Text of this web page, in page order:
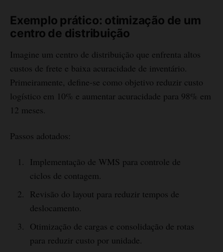
Exemplo prático: otimização de um
centro de distribuição
Imagine um centro de distribuição que enfrenta altos
custos de frete e baixa acuracidade de inventário.
Primeiramente, define-se como objetivo reduzir custo
logístico em 10% e aumentar acuracidade para 98% em
12 meses.
Passos adotados:
Implementação de WMS para controle de
ciclos de contagem.
Revisão do layout para reduzir tempos de
deslocamento.
Otimização de cargas e consolidação de rotas
para reduzir custo por unidade.